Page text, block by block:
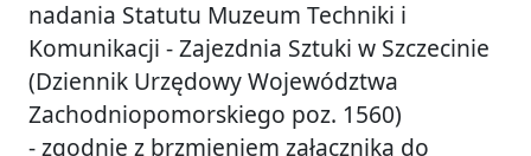
nadania Statutu Muzeum Techniki i
Komunikacji - Zajezdnia Sztuki w Szczecinie
(Dziennik Urzędowy Województwa
Zachodniopomorskiego poz. 1560)
- zgodnie z brzmieniem załącznika do